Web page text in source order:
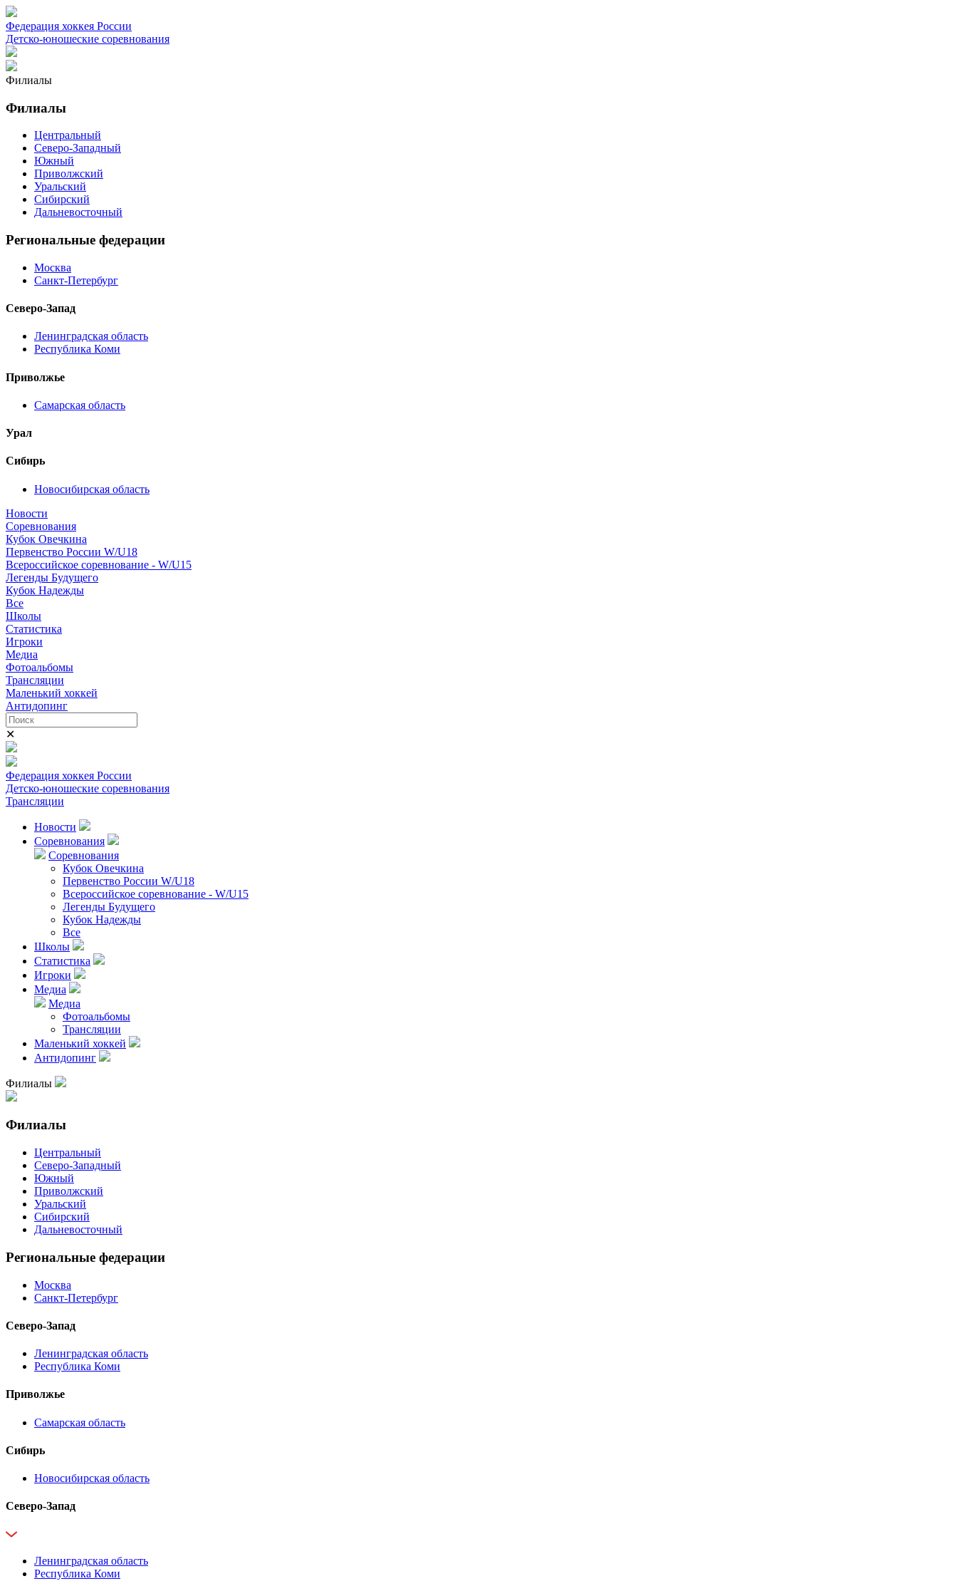
Федерация хоккея России
Детско-юношеские соревнования
Филиалы
Филиалы
Центральный
Северо-Западный
Южный
Приволжский
Уральский
Сибирский
Дальневосточный
Региональные федерации
Москва
Санкт-Петербург
Северо-Запад
Ленинградская область
Республика Коми
Приволжье
Самарская область
Урал
Сибирь
Новосибирская область
Новости
Соревнования
Кубок Овечкина
Первенство России W/U18
Всероссийское соревнование - W/U15
Легенды Будущего
Кубок Надежды
Все
Школы
Статистика
Игроки
Медиа
Фотоальбомы
Трансляции
Маленький хоккей
Антидопинг
✕
Федерация хоккея России
Детско-юношеские соревнования
Трансляции
Новости
Соревнования
Соревнования
Кубок Овечкина
Первенство России W/U18
Всероссийское соревнование - W/U15
Легенды Будущего
Кубок Надежды
Все
Школы
Статистика
Игроки
Медиа
Медиа
Фотоальбомы
Трансляции
Маленький хоккей
Антидопинг
Филиалы
Филиалы
Центральный
Северо-Западный
Южный
Приволжский
Уральский
Сибирский
Дальневосточный
Региональные федерации
Москва
Санкт-Петербург
Северо-Запад
Ленинградская область
Республика Коми
Приволжье
Самарская область
Сибирь
Новосибирская область
Северо-Запад
Ленинградская область
Республика Коми